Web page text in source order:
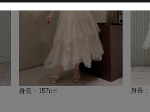
身長：157cm 身長